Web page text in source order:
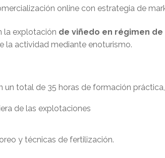
online con estrategia de
la explotación de viñedo en régimen
la actividad mediante enoturismo.
un total de 35 horas de formación
de las explotaciones
y técnicas de fertilización.